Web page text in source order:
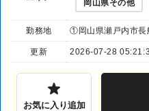
岡山県その他
勤務地 ①岡山県瀬戸内市長
更新 2026-07-28
お気に入り追加